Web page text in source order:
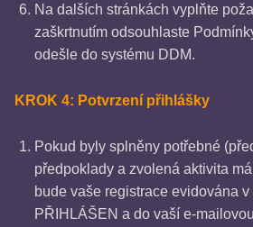
Na dalších stránkách vyplňte
zaškrtnutím odsouhlaste
odešle do systému DDM.
KROK 4: Potvrzení přihlášky
Pokud byly splněny potřebné
předpoklady a zvolená aktivita
bude vaše registrace evidována
PŘIHLÁŠEN a do vaší e-